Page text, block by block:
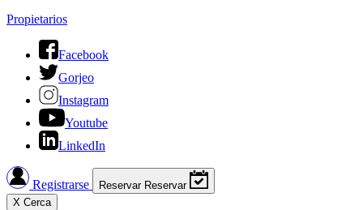
Propietarios
Facebook
Gorjeo
Instagram
Youtube
LinkedIn
Registrarse Reservar Reservar
X Cerca